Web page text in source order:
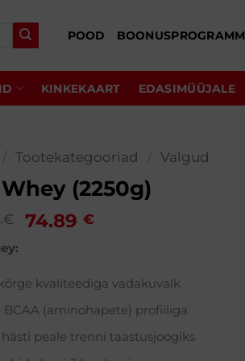
POOD BOONUSPROGRAMM
KINKEKAART EDASIMÜÜJALE
Tootekategooriad Valgud
(2250g)
€ Algne
79.90 €.
74.89 €Praegune
74.89 €.
kvaliteediga vadakuvalk
BCAA (aminohapete) profiiliga
hästi peale trenni taastusjoogiks